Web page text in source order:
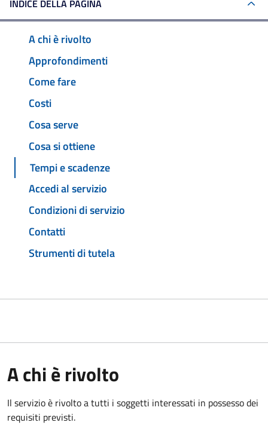
INDICE DELLA PAGINA
A chi è rivolto
Approfondimenti
Come fare
Costi
Cosa serve
Cosa si ottiene
Tempi e scadenze
Accedi al servizio
Condizioni di servizio
Contatti
Strumenti di tutela
A chi è rivolto
Il servizio è rivolto a tutti i soggetti interessati in possesso dei
requisiti previsti.